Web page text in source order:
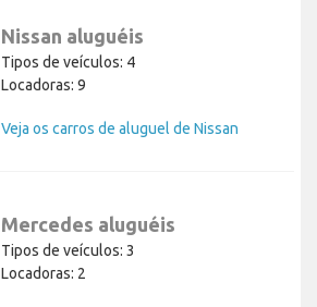
Nissan aluguéis
Tipos de veículos: 4
Locadoras: 9
Veja os carros de aluguel de Nissan
Mercedes aluguéis
Tipos de veículos: 3
Locadoras: 2